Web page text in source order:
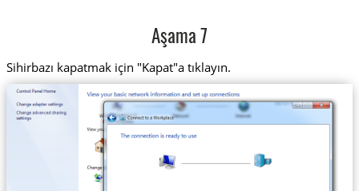
Aşama 7
Sihirbazı kapatmak için "Kapat"a tıklayın.